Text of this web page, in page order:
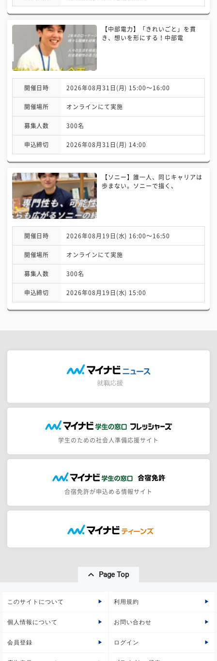
【中部電力】「きれいごと」を貫
き、想いを形にする！中部電
開催日時 2026年08月31日(月) 15:00〜16:00
開催場所 オンラインにて実施
募集人数 300名
申込締切 2026年08月31日(月) 14:00
【ソニー】誰一人、同じキャリアは
歩まない。ソニーで描く、
開催日時 2026年08月19日(水) 16:00〜16:50
開催場所 オンラインにて実施
募集人数 300名
申込締切 2026年08月19日(水) 15:00
学生のための社会人準備応援サイト
合宿免許が申込める情報サイト
Page Top
このサイトについて 利用規約
個人情報について お問い合わせ
会員登録 ログイン